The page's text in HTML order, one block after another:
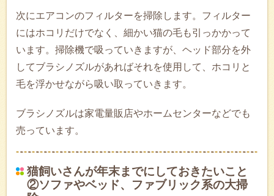
次にエアコンのフィルターを掃除します。フィルター
にはホコリだけでなく、細かい猫の毛も引っかかって
います。掃除機で吸っていきますが、ヘッド部分を外
してブラシノズルがあればそれを使用して、ホコリと
毛を浮かせながら吸い取っていきます。
ブラシノズルは家電量販店やホームセンターなどでも
売っています。
猫飼いさんが年末までにしておきたいこと
②ソファやベッド、ファブリック系の大掃